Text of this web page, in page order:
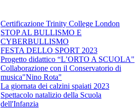
Certificazione Trinity College London
STOP AL BULLISMO E
CYBERBULLISMO
FESTA DELLO SPORT 2023
Progetto didattico “L’ORTO A SCUOLA"
Collaborazione con il Conservatorio di
musica"Nino Rota"
La giornata dei calzini spaiati 2023
Spettacolo natalizio della Scuola
dell'Infanzia